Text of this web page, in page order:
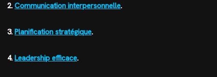
2. Communication interpersonnelle.
3. Planification stratégique.
4. Leadership efficace.